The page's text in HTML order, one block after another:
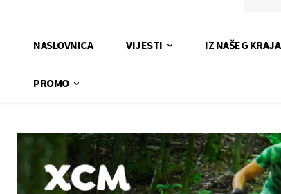
NASLOVNICA VIJESTI IZ NAŠEG KRAJA
PROMO